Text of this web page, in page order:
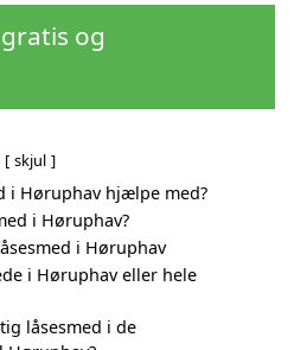
og
skjul
i Høruphav hjælpe med?
i Høruphav?
i Høruphav
i Høruphav eller hele
låsesmed i de